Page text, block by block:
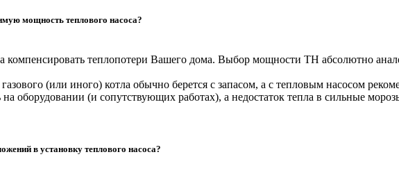
мощность теплового насоса?
компенсировать теплопотери Вашего дома. Выбор мощности ТН абсолютно
(или иного) котла обычно берется с запасом, а с тепловым насосом
оборудовании (и сопутствующих работах), а недостаток тепла в сильные
в установку теплового насоса?